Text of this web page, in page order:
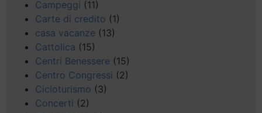
Campeggi (11)
Carte di credito (1)
casa vacanze (13)
Cattolica (15)
Centri Benessere (15)
Centro Congressi (2)
Cicloturismo (3)
Concerti (2)